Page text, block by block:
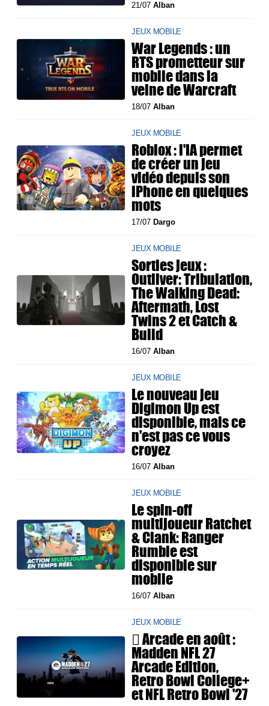
21/07Alban
JEUX MOBILE
War Legends : un
RTS prometteur sur
mobile dans la
veine de Warcraft
18/07Alban
JEUX MOBILE
Roblox : l'IA permet
de créer un jeu
vidéo depuis son
iPhone en quelques
mots
17/07 Dargo
JEUX MOBILE
Sorties jeux :
Outliver: Tribulation,
The Walking Dead:
Aftermath, Lost
Twins 2 et Catch &
Build
16/07Alban
JEUX MOBILE
Le nouveau jeu
Digimon Up est
disponible, mais ce
n'est pas ce vous
croyez
16/07Alban
JEUX MOBILE
Le spin-off
multijoueur Ratchet
& Clank: Ranger
Rumble est
disponible sur
mobile
16/07Alban
JEUX MOBILE
 Arcade en août :
Madden NFL 27
Arcade Edition,
Retro Bowl College+
et NFL Retro Bowl '27